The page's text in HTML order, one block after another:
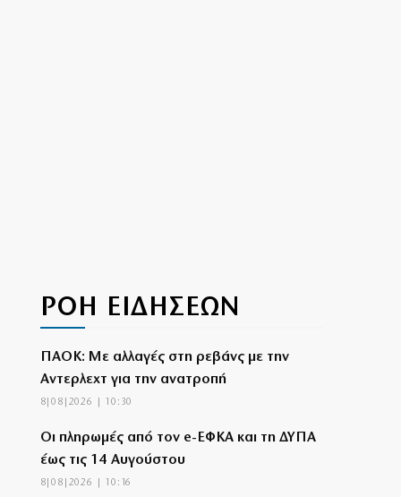
ΡΟΗ ΕΙΔΗΣΕΩΝ
ΠΑΟΚ: Με αλλαγές στη ρεβάνς με την
Αντερλεχτ για την ανατροπή
8|08|2026 | 10:30
Οι πληρωμές από τον e-ΕΦΚΑ και τη ΔΥΠΑ
έως τις 14 Αυγούστου
8|08|2026 | 10:16